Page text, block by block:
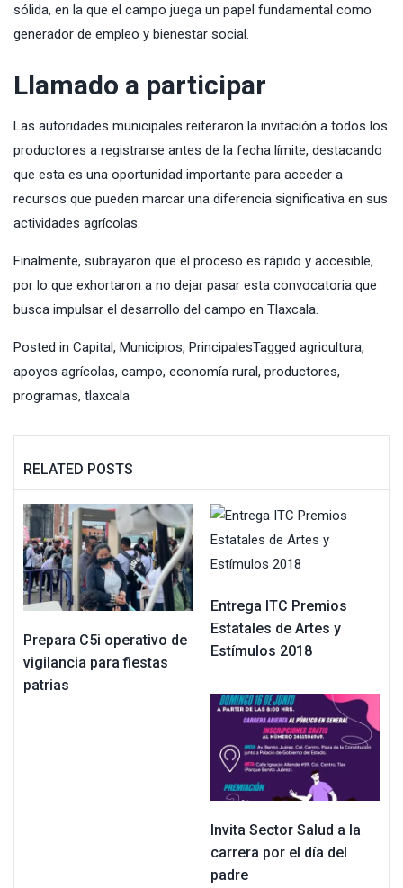
sólida, en la que el campo juega un papel fundamental como
generador de empleo y bienestar social.
Llamado a participar
Las autoridades municipales reiteraron la invitación a todos los
productores a registrarse antes de la fecha límite, destacando
que esta es una oportunidad importante para acceder a
recursos que pueden marcar una diferencia significativa en sus
actividades agrícolas.
Finalmente, subrayaron que el proceso es rápido y accesible,
por lo que exhortaron a no dejar pasar esta convocatoria que
busca impulsar el desarrollo del campo en Tlaxcala.
Posted in Capital, Municipios, PrincipalesTagged agricultura,
apoyos agrícolas, campo, economía rural, productores,
programas, tlaxcala
RELATED POSTS
Prepara C5i operativo de
vigilancia para fiestas
patrias
Entrega ITC Premios
Estatales de Artes y
Estímulos 2018
Invita Sector Salud a la
carrera por el día del
padre